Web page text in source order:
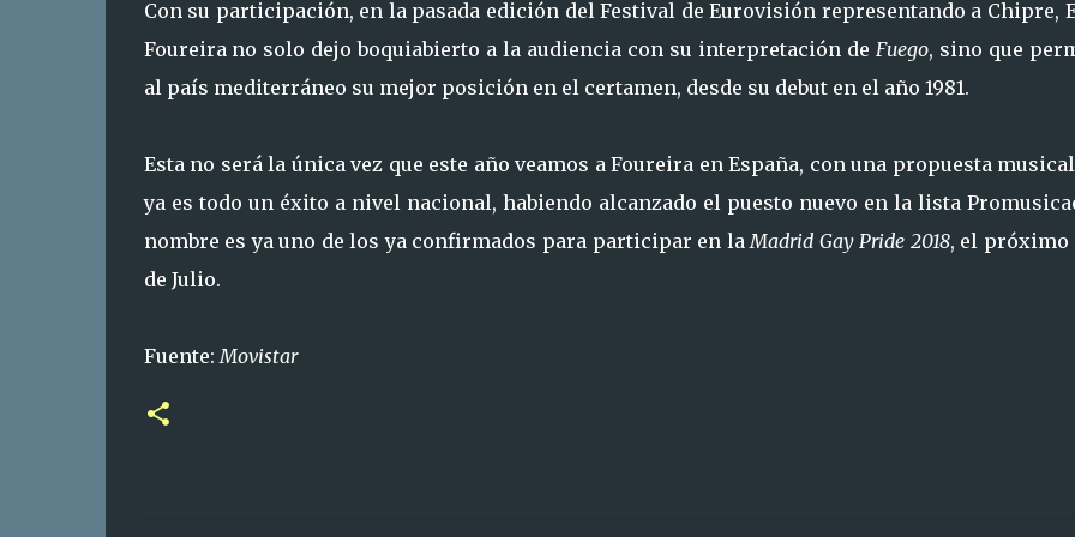
Con su participación, en la pasada edición del Festival de Eurovisión representando a Chipre,
Foureira no solo dejo boquiabierto a la audiencia con su interpretación de Fuego, sino que
al país mediterráneo su mejor posición en el certamen, desde su debut en el año 1981.
Esta no será la única vez que este año veamos a Foureira en España, con una propuesta
ya es todo un éxito a nivel nacional, habiendo alcanzado el puesto nuevo en la lista
nombre es ya uno de los ya confirmados para participar en laMadrid Gay Pride 2018, el próximo
de Julio.
Fuente:Movistar